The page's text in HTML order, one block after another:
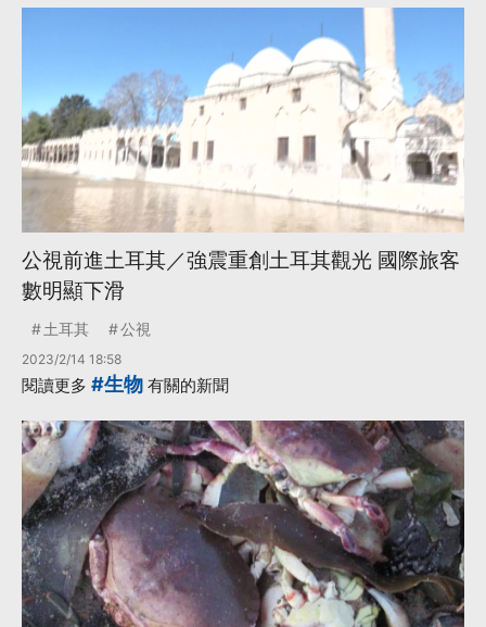
公視前進土耳其／強震重創土耳其觀光 國際旅客
數明顯下滑
土耳其 公視
2023/2/14 18:58
閱讀更多 #生物 有關的新聞